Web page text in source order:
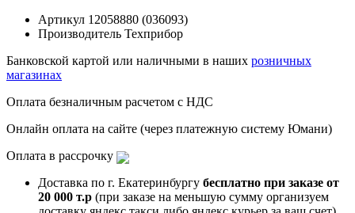
Артикул 12058880 (036093)
Производитель Техприбор
Банковской картой или наличными в наших розничных
магазинах
Оплата безналичным расчетом с НДС
Онлайн оплата на сайте (через платежную систему Юмани)
Оплата в рассрочку
Доставка по г. Екатеринбургу бесплатно при заказе от
20 000 т.р (при заказе на меньшую сумму организуем